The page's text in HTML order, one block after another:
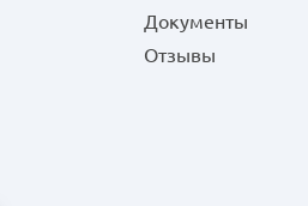
Документы
Отзывы